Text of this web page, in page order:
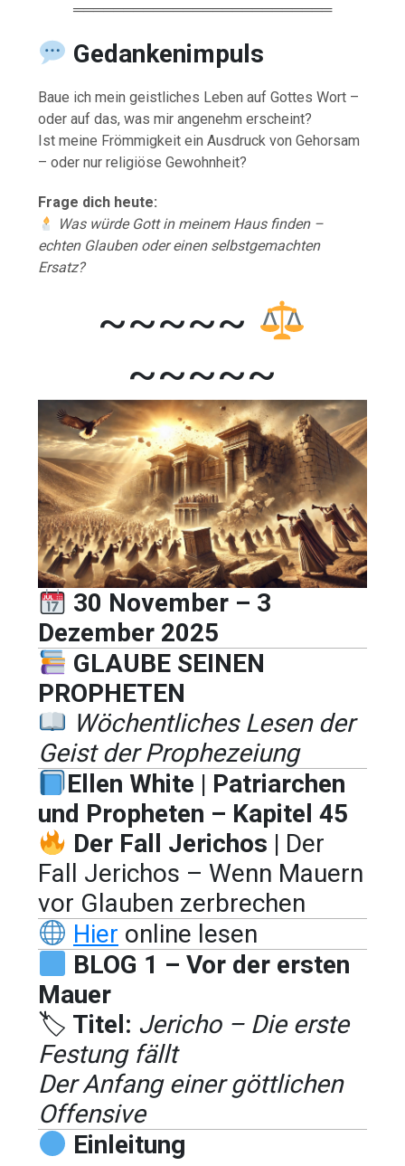
══════════════════════════
Gedankenimpuls
Baue ich mein geistliches Leben auf Gottes Wort –
oder auf das, was mir angenehm erscheint?
Ist meine Frömmigkeit ein Ausdruck von Gehorsam
– oder nur religiöse Gewohnheit?
Frage dich heute:
Was würde Gott in meinem Haus finden –
echten Glauben oder einen selbstgemachten
Ersatz?
~~~~~
~~~~~
30 November – 3
Dezember 2025
GLAUBE SEINEN
PROPHETEN
Wöchentliches Lesen der
Geist der Prophezeiung
Ellen White | Patriarchen
und Propheten – Kapitel 45
Der Fall Jerichos | Der
Fall Jerichos – Wenn Mauern
vor Glauben zerbrechen
Hier online lesen
BLOG 1 – Vor der ersten
Mauer
🏷 Titel: Jericho – Die erste
Festung fällt
Der Anfang einer göttlichen
Offensive
Einleitung